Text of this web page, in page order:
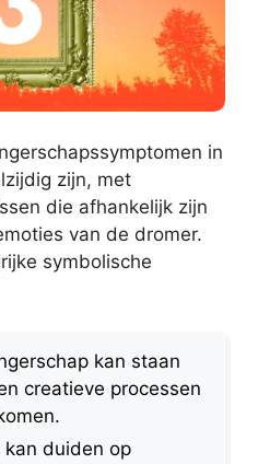
in
zijn, met
die afhankelijk zijn
van de dromer.
symbolische
kan staan
creatieve processen
kan duiden op